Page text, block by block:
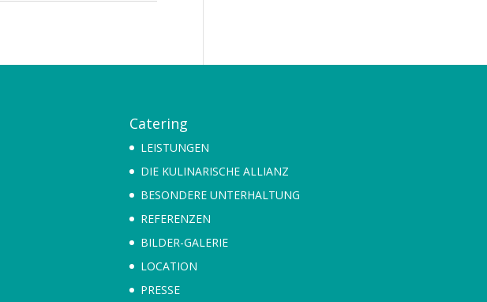
Catering
LEISTUNGEN
DIE KULINARISCHE ALLIANZ
BESONDERE UNTERHALTUNG
REFERENZEN
BILDER-GALERIE
LOCATION
PRESSE